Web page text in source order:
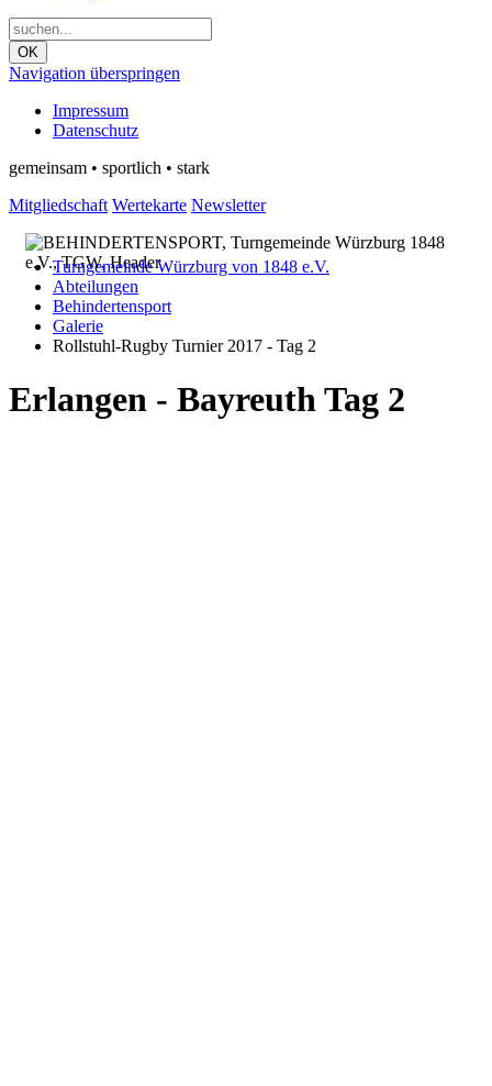
OK
Navigation überspringen
Impressum
Datenschutz
gemeinsam • sportlich • stark
Mitgliedschaft Wertekarte Newsletter
Turngemeinde Würzburg von 1848 e.V.
Abteilungen
Behindertensport
Galerie
Rollstuhl-Rugby Turnier 2017 - Tag 2
Erlangen - Bayreuth Tag 2